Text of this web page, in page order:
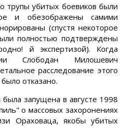
трупы убитых боевиков были
и обезображены самими
(спустя некоторое
полностью подтверждены
й экспертизой). Когда
Слободан Милошевич
расследование этого
отказано.
запущена в августе 1998
о массовых захоронениях
Ораховаца, якобы убитых